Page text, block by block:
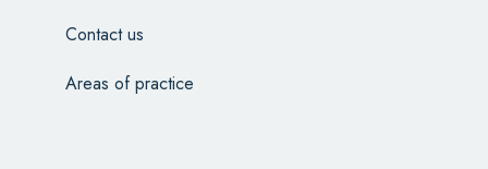
Contact us
Areas of practice